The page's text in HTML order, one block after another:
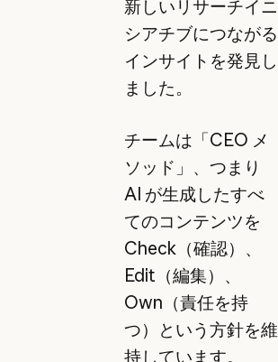
新しいリサーチイニ
シアチブにつながる
インサイトを発見し
ました。
チームは「CEO メ
ソッド」、つまり
AI が生成したすべ
てのコンテンツを
Check（確認）、
Edit（編集）、
Own（責任を持
つ）という方針を維
持しています。